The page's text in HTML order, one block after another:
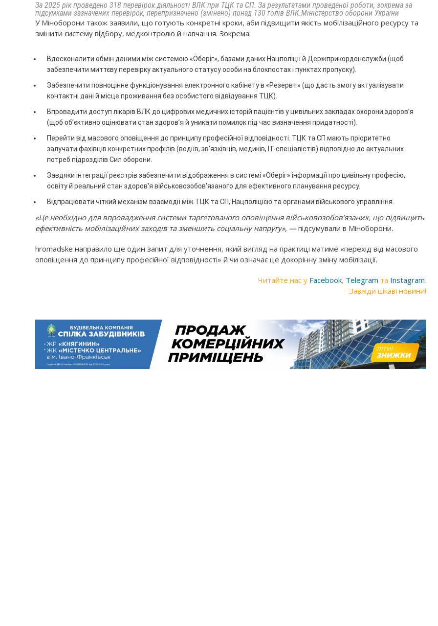
За 2025 рік проведено 318 перевірок діяльності ВЛК при ТЦК та СП. За результатами проведеної роботи, зокрема за
підсумками зазначених перевірок, перепризначено (змінено) понад 130 голів ВЛК.Міністерство оборони України
У Міноборони також заявили, що готують конкретні кроки, аби підвищити якість мобілізаційного ресурсу та
змінити систему відбору, медконтролю й навчання. Зокрема:
Вдосконалити обмін даними між системою «Оберіг», базами даних Нацполіції й Держприкордонслужби (щоб
забезпечити миттєву перевірку актуального статусу особи на блокпостах і пунктах пропуску).
Забезпечити повноцінне функціонування електронного кабінету в «Резерв+» (що дасть змогу актуалізувати
контактні дані й місце проживання без особистого відвідування ТЦК).
Впровадити доступ лікарів ВЛК до цифрових медичних історій пацієнтів у цивільних закладах охорони здоров’я
(щоб об’єктивно оцінювати стан здоров’я й уникати помилок під час визначення придатності).
Перейти від масового оповіщення до принципу професійної відповідності. ТЦК та СП мають пріоритетно
залучати фахівців конкретних профілів (водіїв, зв’язківців, медиків, ІТ-спеціалістів) відповідно до актуальних
потреб підрозділів Сил оборони.
Завдяки інтеграції реєстрів забезпечити відображення в системі «Оберіг» інформації про цивільну професію,
освіту й реальний стан здоров'я військовозобов'язаного для ефективного планування ресурсу.
Відпрацювати чіткий механізм взаємодії між ТЦК та СП, Нацполіцією та органами військового управління.
«Це необхідно для впровадження системи таргетованого оповіщення військовозобов’язаних, що підвищить
ефективність мобілізаційних заходів та зменшить соціальну напругу», —підсумували в Міноборони.
hromadske направило ще один запит для уточнення, який вигляд на практиці матиме «перехід від масового
оповіщення до принципу професійної відповідності» й чи означає це докорінну зміну мобілізації.
Читайте нас у Facebook, Telegram та Instagram.
Завжди цікаві новини!